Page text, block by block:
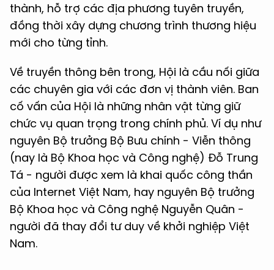
thành, hỗ trợ các địa phương tuyên truyền,
đồng thời xây dựng chương trình thương hiệu
mới cho từng tỉnh.
Về truyền thông bên trong, Hội là cầu nối giữa
các chuyên gia với các đơn vị thành viên. Ban
cố vấn của Hội là những nhân vật từng giữ
chức vụ quan trọng trong chính phủ. Ví dụ như
nguyên Bộ trưởng Bộ Bưu chính - Viễn thông
(nay là Bộ Khoa học và Công nghệ) Đỗ Trung
Tá - người được xem là khai quốc công thần
của Internet Việt Nam, hay nguyên Bộ trưởng
Bộ Khoa học và Công nghệ Nguyễn Quân -
người đã thay đổi tư duy về khởi nghiệp Việt
Nam.